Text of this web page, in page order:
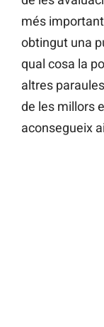
més
obtingut una
qual cosa la
altres
de les millors
aconsegueix